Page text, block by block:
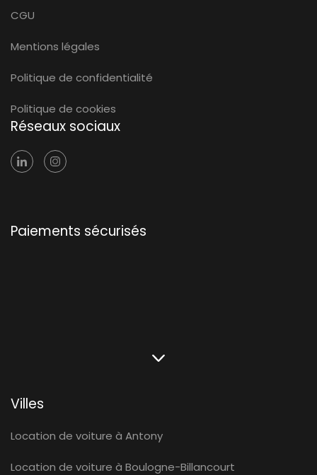
CGU
Mentions légales
Politique de confidentialité
Politique de cookies
Réseaux sociaux
Paiements sécurisés
Villes
Location de voiture à Antony
Location de voiture à Boulogne-Billancourt